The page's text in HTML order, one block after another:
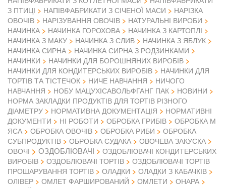
З ПТИЦІ
НАПІВФАБРИКАТИ З СІЧЕНОЇ МАСИ
НАРІЗКА
ОВОЧІВ
НАРІЗУВАННЯ ОВОЧІВ
НАТУРАЛЬНІ ВИРОБИ
НАЧИНКА
НАЧИНКА ГОРОХОВА
НАЧИНКА З КАРТОПЛІ
НАЧИНКА З МАКУ
НАЧИНКА З СЛИВ
НАЧИНКА З ЯБЛУК
НАЧИНКА СИРНА
НАЧИНКА СИРНА З РОДЗИНКАМИ
НАЧИНКИ
НАЧИНКИ ДЛЯ БОРОШНЯНИХ ВИРОБІВ
НАЧИНКИ ДЛЯ КОНДИТЕРСЬКИХ ВИРОБІВ
НАЧИНКИ ДЛЯ
ТОРТІВ ТА ТІСТЕЧОК
НИЧЕ НАВЧАННЯ
НИЧОГО
НАВЧАННЯ
НОБУ МАЦУХІСАВОЛЬФГАНГ ПАК
НОВИНИ
НОРМА ЗАКЛАДКИ ПРОДУКТІВ ДЛЯ ТОРТІВ РІЗНОГО
ДІАМЕТРУ
НОРМАТИВНА ДОКУМЕНТАЦІЯ
НОРМАТИВНІ
ДОКУМЕНТИ
НІ РОБОТИ ОБРОБКА ГРИБІВ
ОБРОБКА М
ЯСА
ОБРОБКА ОВОЧІВ ОБРОБКА РИБИ
ОБРОБКА
СУБПРОДУКТІВ
ОБРОБКА СУДАКА
ОВОЧЕВА ЗАКУСКА
ОВОЧІ
ОЗДОБЛЮВАЧІ
ОЗДОБЛЮВАЧІ КОНДИТЕРСЬКИХ
ВИРОБІВ
ОЗДОБЛЮВАЧІ ТОРТІВ
ОЗДОБЛЮВАЧІ ТОРТІВ
ПРОШАРУВАННЯ ТОРТІВ
ОЛАДКИ
ОЛАДКИ З КАБАЧКІВ
ОЛІВЕР
ОМЛЕТ ФАРШИРОВАНИЙ ОМЛЕТИ
ОНАРА